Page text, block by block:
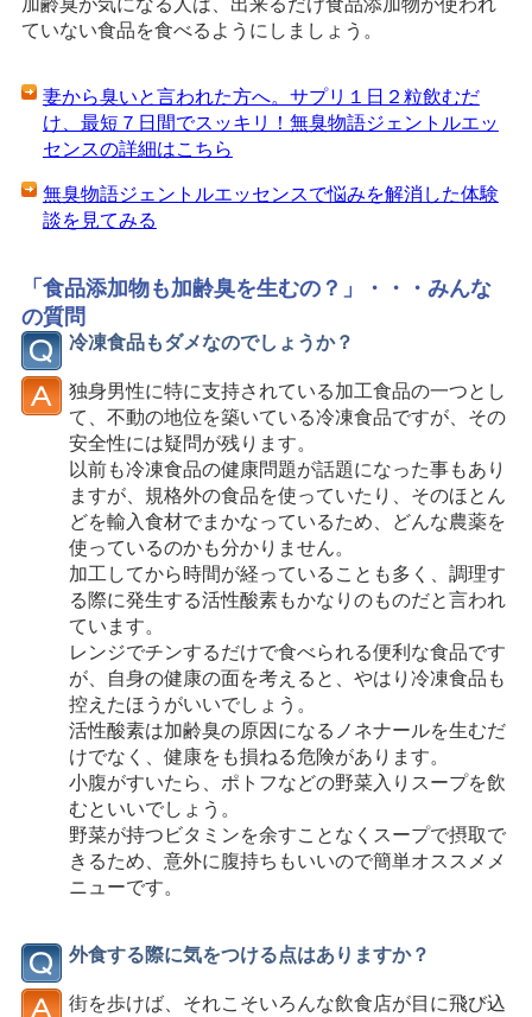
ていない食品を食べるようにしましょう。
妻から臭いと言われた方へ。サプリ１日２粒飲むだ
け、最短７日間でスッキリ！無臭物語ジェントルエッ
センスの詳細はこちら
無臭物語ジェントルエッセンスで悩みを解消した体験
談を見てみる
「食品添加物も加齢臭を生むの？」・・・みんな
の質問
冷凍食品もダメなのでしょうか？
独身男性に特に支持されている加工食品の一つとし
て、不動の地位を築いている冷凍食品ですが、その
安全性には疑問が残ります。
以前も冷凍食品の健康問題が話題になった事もあり
ますが、規格外の食品を使っていたり、そのほとん
どを輸入食材でまかなっているため、どんな農薬を
使っているのかも分かりません。
加工してから時間が経っていることも多く、調理す
る際に発生する活性酸素もかなりのものだと言われ
ています。
レンジでチンするだけで食べられる便利な食品です
が、自身の健康の面を考えると、やはり冷凍食品も
控えたほうがいいでしょう。
活性酸素は加齢臭の原因になるノネナールを生むだ
けでなく、健康をも損ねる危険があります。
小腹がすいたら、ポトフなどの野菜入りスープを飲
むといいでしょう。
野菜が持つビタミンを余すことなくスープで摂取で
きるため、意外に腹持ちもいいので簡単オススメメ
ニューです。
外食する際に気をつける点はありますか？
街を歩けば、それこそいろんな飲食店が目に飛び込